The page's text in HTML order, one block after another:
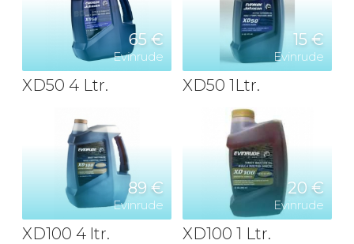
65 €
Evinrude
XD50 4 Ltr.
15 €
Evinrude
XD50 1Ltr.
89 €
Evinrude
XD100 4 ltr.
20 €
Evinrude
XD100 1 Ltr.